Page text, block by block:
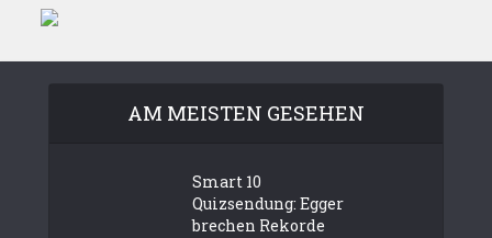
AM MEISTEN GESEHEN
Smart 10
Quizsendung: Egger
brechen Rekorde